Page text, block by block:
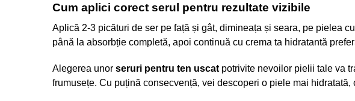
Cum aplici corect serul pentru rezultate vizibile
Aplică 2-3 picături de ser pe față și gât, dimineața și seara, pe pielea
până la absorbție completă, apoi continuă cu crema ta hidratantă
Alegerea unor seruri pentru ten uscat potrivite nevoilor pielii tale va
frumusețe. Cu puțină consecvență, vei descoperi o piele mai hidratată,